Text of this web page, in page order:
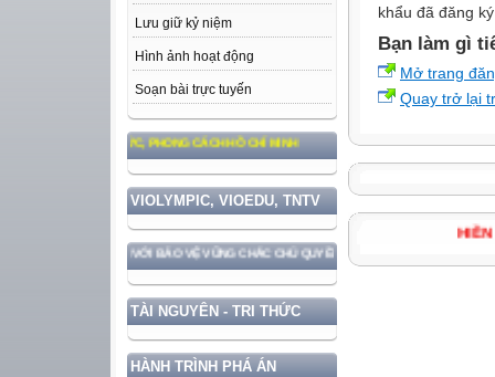
Lưu giữ kỷ niệm
Hình ảnh hoạt động
Soạn bài trực tuyến
TƯỞNG, ĐẠO ĐỨC, PHONG CÁCH HỒ CHÍ MINH
VIOLYMPIC, VIOEDU, TNTV
ĐẤT NƯỚC GẮN VỚI BẢO VỆ VỮNG CHẮC CHỦ QUYỀN VÀ ĐỘC LẬP DÂN TỘC!
TÀI NGUYÊN - TRI THỨC
HÀNH TRÌNH PHÁ ÁN
khẩu đã đăng
Bạn làm gì
Mở trang
Quay trở lại